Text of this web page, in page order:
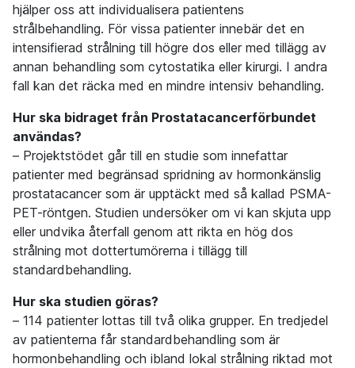
hjälper oss att individualisera patientens
strålbehandling. För vissa patienter innebär det en
intensifierad strålning till högre dos eller med tillägg av
annan behandling som cytostatika eller kirurgi. I andra
fall kan det räcka med en mindre intensiv behandling.
Hur ska bidraget från Prostatacancerförbundet
användas?
– Projektstödet går till en studie som innefattar
patienter med begränsad spridning av hormonkänslig
prostatacancer som är upptäckt med så kallad PSMA-
PET-röntgen. Studien undersöker om vi kan skjuta upp
eller undvika återfall genom att rikta en hög dos
strålning mot dottertumörerna i tillägg till
standardbehandling.
Hur ska studien göras?
– 114 patienter lottas till två olika grupper. En tredjedel
av patienterna får standardbehandling som är
hormonbehandling och ibland lokal strålning riktad mot